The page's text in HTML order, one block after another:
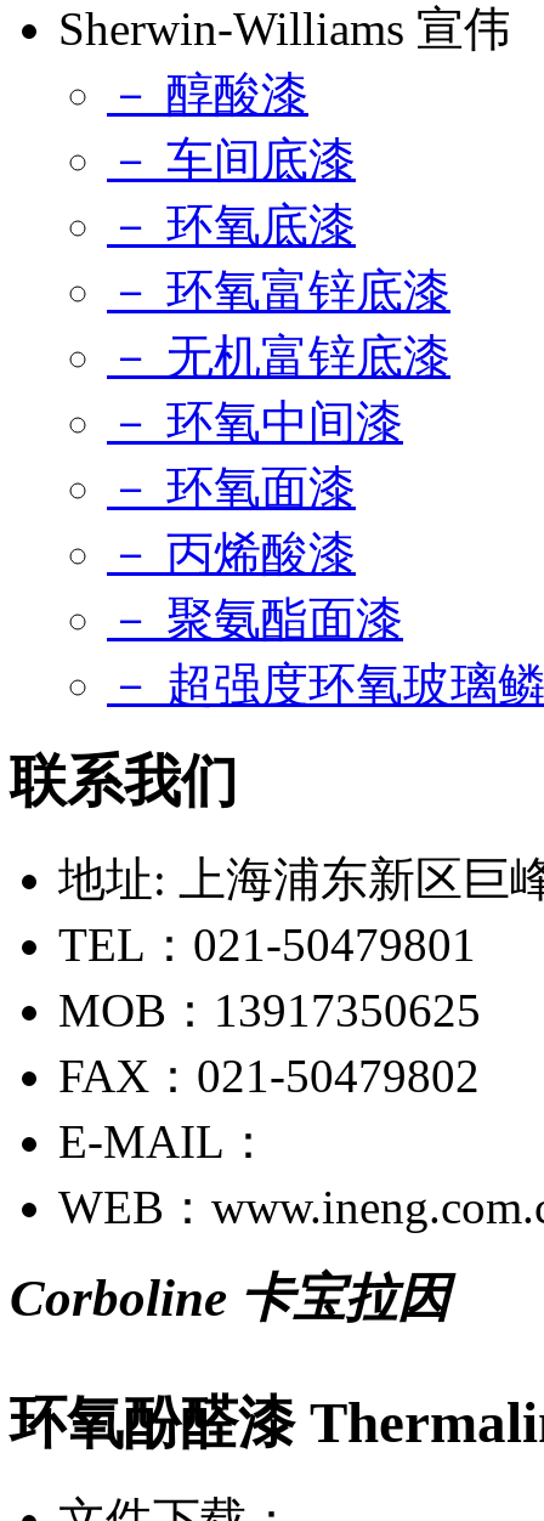
Sherwin-Williams 宣伟
－ 醇酸漆
－ 车间底漆
－ 环氧底漆
－ 环氧富锌底漆
－ 无机富锌底漆
－ 环氧中间漆
－ 环氧面漆
－ 丙烯酸漆
－ 聚氨酯面漆
－ 超强度环氧玻璃
联系我们
地址: 上海浦东新区巨
TEL：021-50479801
MOB：13917350625
FAX：021-50479802
E-MAIL：
WEB：
Corboline 卡宝拉因
环氧酚醛漆